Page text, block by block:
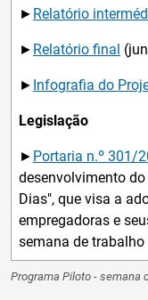
Programa Piloto - semana
► Relatório
► Relatório final
► Infografia do
Legislação
► Portaria n.º 301/
desenvolvimento
Dias", que visa a
empregadoras e
semana de